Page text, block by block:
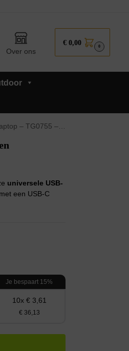
Over ons
€ 0,00 0
– TG0755 – Zwart
universele USB-
een USB-C
Je bespaart 15%
10x € 3,61
€ 36,13